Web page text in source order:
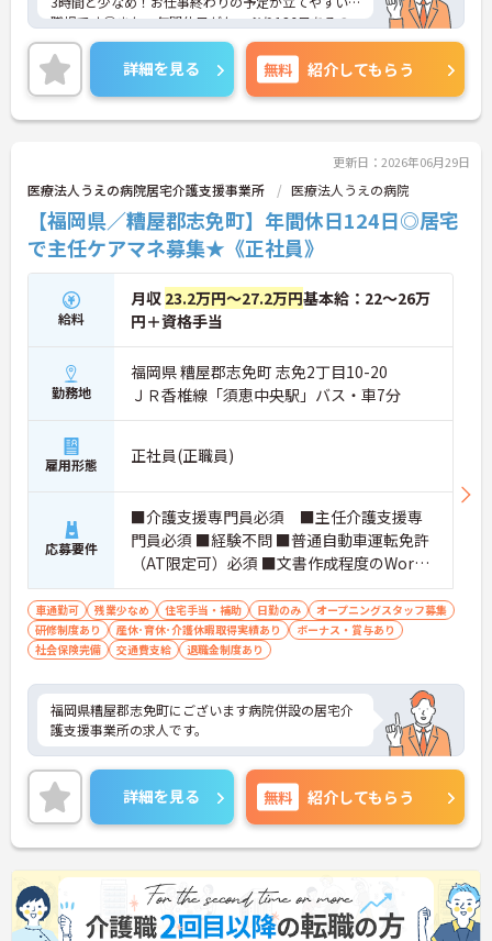
職場です◎また、年間休日がたっぷり126日あるの
も嬉しいポイント！交通費支給はもちろん、住宅手
当をはじめとした各種手当に加え、昇給や計3.00ヵ
月分の賞与実績があるので待遇面もばっちり！あな
たの頑張りがしっかり評価されます♪ご興味のある
方は面接ポイントをお伝えしますので、お気軽にご
詳細を見る 無料 紹介してもらう
更新日：2026年06月29日
医療法人うえの病院居宅介護支援事業所 医療法人うえの病院
【福岡県／糟屋郡志免町】年間休日124日◎居宅
で主任ケアマネ募集★《正社員》
給料
月収 23.2万円～27.2万円基本給：22～26万
円＋資格手当
勤務地
福岡県 糟屋郡志免町 志免2丁目10-20
ＪＲ香椎線「須恵中央駅」バス・車7分
雇用形態 正社員(正職員)
応募要件
■介護支援専門員必須 ■主任介護支援専
門員必須 ■経験不問 ■普通自動車運転免許
（AT限定可）必須 ■文書作成程度のWor
d、データ入力程度のExcelスキル
車通勤可 残業少なめ 住宅手当・補助 日勤のみ
オープニングスタッフ募集
研修制度あり
産休･育休･介護休暇取得実績あり
ボーナス・賞与あり
社会保険完備
交通費支給 退職金制度あり
福岡県糟屋郡志免町にございます病院併設の居宅介
護支援事業所の求人です。
詳細を見る 無料 紹介してもらう